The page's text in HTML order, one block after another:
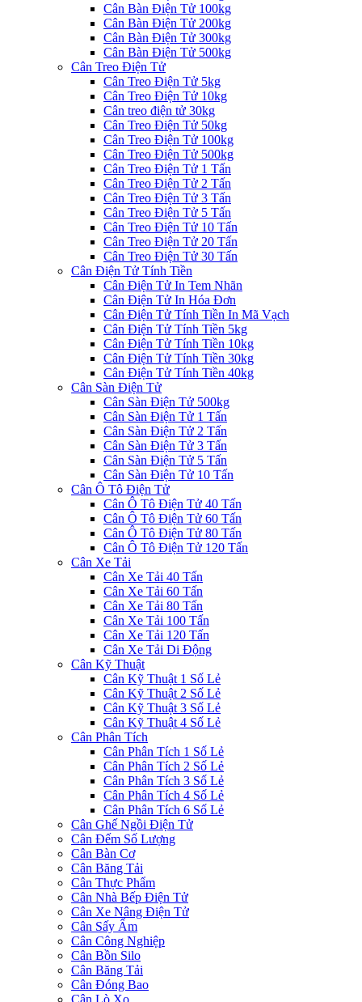
Cân Bàn Điện Tử 100kg
Cân Bàn Điện Tử 200kg
Cân Bàn Điện Tử 300kg
Cân Bàn Điện Tử 500kg
Cân Treo Điện Tử
Cân Treo Điện Tử 5kg
Cân Treo Điện Tử 10kg
Cân treo điện tử 30kg
Cân Treo Điện Tử 50kg
Cân Treo Điện Tử 100kg
Cân Treo Điện Tử 500kg
Cân Treo Điện Tử 1 Tấn
Cân Treo Điện Tử 2 Tấn
Cân Treo Điện Tử 3 Tấn
Cân Treo Điện Tử 5 Tấn
Cân Treo Điện Tử 10 Tấn
Cân Treo Điện Tử 20 Tấn
Cân Treo Điện Tử 30 Tấn
Cân Điện Tử Tính Tiền
Cân Điện Tử In Tem Nhãn
Cân Điện Tử In Hóa Đơn
Cân Điện Tử Tính Tiền In Mã Vạch
Cân Điện Tử Tính Tiền 5kg
Cân Điện Tử Tính Tiền 10kg
Cân Điện Tử Tính Tiền 30kg
Cân Điện Tử Tính Tiền 40kg
Cân Sàn Điện Tử
Cân Sàn Điện Tử 500kg
Cân Sàn Điện Tử 1 Tấn
Cân Sàn Điện Tử 2 Tấn
Cân Sàn Điện Tử 3 Tấn
Cân Sàn Điện Tử 5 Tấn
Cân Sàn Điện Tử 10 Tấn
Cân Ô Tô Điện Tử
Cân Ô Tô Điện Tử 40 Tấn
Cân Ô Tô Điện Tử 60 Tấn
Cân Ô Tô Điện Tử 80 Tấn
Cân Ô Tô Điện Tử 120 Tấn
Cân Xe Tải
Cân Xe Tải 40 Tấn
Cân Xe Tải 60 Tấn
Cân Xe Tải 80 Tấn
Cân Xe Tải 100 Tấn
Cân Xe Tải 120 Tấn
Cân Xe Tải Di Động
Cân Kỹ Thuật
Cân Kỹ Thuật 1 Số Lẻ
Cân Kỹ Thuật 2 Số Lẻ
Cân Kỹ Thuật 3 Số Lẻ
Cân Kỹ Thuật 4 Số Lẻ
Cân Phân Tích
Cân Phân Tích 1 Số Lẻ
Cân Phân Tích 2 Số Lẻ
Cân Phân Tích 3 Số Lẻ
Cân Phân Tích 4 Số Lẻ
Cân Phân Tích 6 Số Lẻ
Cân Ghế Ngồi Điện Tử
Cân Đếm Số Lượng
Cân Bàn Cơ
Cân Băng Tải
Cân Thực Phẩm
Cân Nhà Bếp Điện Tử
Cân Xe Nâng Điện Tử
Cân Sấy Ẩm
Cân Công Nghiệp
Cân Bồn Silo
Cân Băng Tải
Cân Đóng Bao
Cân Lò Xo